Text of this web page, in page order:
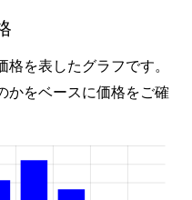
を表したグラフです。
かをベースに価格をご確